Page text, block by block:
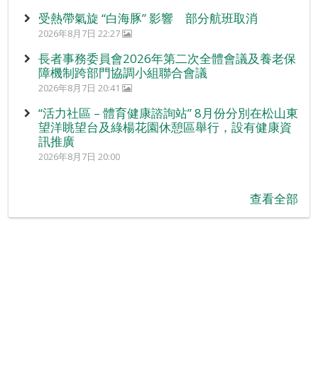
受熱帶氣旋 “白海豚” 影響 部分航班取消
2026年8月7日 22:27
長者事務委員會2026年第二次全體會議及養老保
障機制跨部門協調小組聯合會議
2026年8月7日 20:41
“活力社區 – 體育健康諮詢站” 8月份分別在松山東
望洋眺望台及綠楊花園休憩區舉行，設有健康資
訊推廣
2026年8月7日 20:00
查看全部